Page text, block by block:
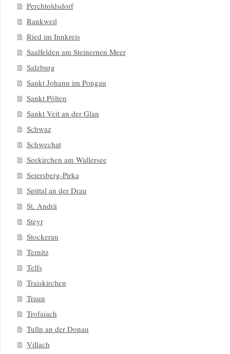
Perchtoldsdorf
Rankweil
Ried im Innkreis
Saalfelden am Steinernen Meer
Salzburg
Sankt Johann im Pongau
Sankt Pölten
Sankt Veit an der Glan
Schwaz
Schwechat
Seekirchen am Wallersee
Seiersberg-Pirka
Spittal an der Drau
St. Andrä
Steyr
Stockerau
Ternitz
Telfs
Traiskirchen
Traun
Trofaiach
Tulln an der Donau
Villach